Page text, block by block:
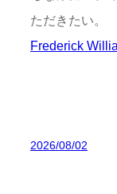
ただきたい。
Frederick
2026/08/02